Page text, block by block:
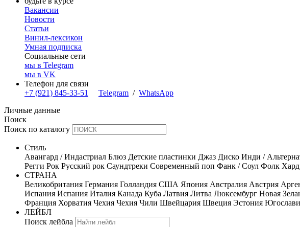
Вакансии
Новости
Статьи
Винил-лексикон
Умная подписка
Социальные сети
мы в Telegram
мы в VK
Телефон для связи
+7 (921) 845-33-51
Telegram / WhatsApp
Личные данные
Поиск
Поиск по каталогу
Стиль
Авангард / Индастриал Блюз Детские пластинки Джаз Диско Инди /
Регги Рок Русский рок Саундтреки Современный поп Фанк / Соул Фолк
СТРАНА
Великобритания Германия Голландия США Япония Австралия Австрия
Испания Испания Италия Канада Куба Латвия Литва Люксембург Новая
Франция Хорватия Чехия Чехия Чили Швейцария Швеция Эстония
ЛЕЙБЛ
Поиск лейбла